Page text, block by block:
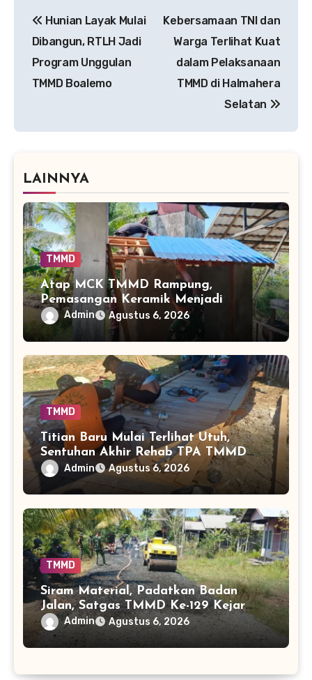
pos
Hunian Layak Mulai
Dibangun, RTLH Jadi
Program Unggulan
TMMD Boalemo
Kebersamaan TNI dan
Warga Terlihat Kuat
dalam Pelaksanaan
TMMD di Halmahera
Selatan
LAINNYA
TMMD
Atap MCK TMMD Rampung,
Pemasangan Keramik Menjadi
Sentuhan Akhir Fasilitas Sanitasi di
Tamban Bangun
Admin Agustus 6, 2026
TMMD
Titian Baru Mulai Terlihat Utuh,
Sentuhan Akhir Rehab TPA TMMD
Perkuat Akses Warga di Tamban
Bangun
Admin Agustus 6, 2026
TMMD
Siram Material, Padatkan Badan
Jalan, Satgas TMMD Ke-129 Kejar
Kualitas Akses Desa Tamban Bangun
Admin Agustus 6, 2026